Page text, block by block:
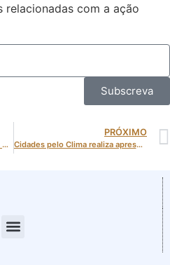
com a ação
Subscreva
Hidrogénio de Baixas Emissões: uma oportunidade estratégica para a Transição Climática
PRÓXIMO
Cidades pelo Clima realiza apresentação da ‘Ferramenta Multicritério para Avaliação de Soluções de Remoção de Carbono em Contexto Urbano’